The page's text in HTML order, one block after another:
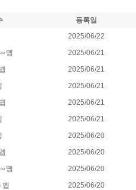
등록일
2025/06/22
옙 2025/06/21
2025/06/21
2025/06/21
2025/06/21
2025/06/21
2025/06/20
2025/06/20
옙 2025/06/20
2025/06/20